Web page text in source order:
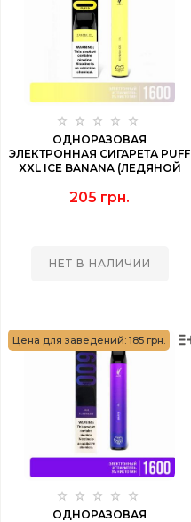
ОДНОРАЗОВАЯ
ЭЛЕКТРОННАЯ СИГАРЕТА PUFF
XXL ICE BANANA (ЛЕДЯНОЙ
205 грн.
НЕТ В НАЛИЧИИ
Цена для заведений: 185 грн.
ОДНОРАЗОВАЯ